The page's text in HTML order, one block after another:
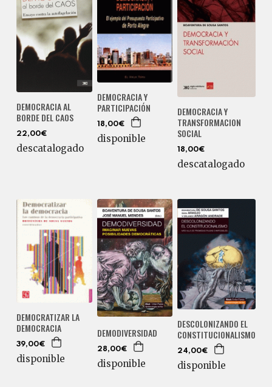
DEMOCRACIA AL
BORDE DEL CAOS
22,00€
descatalogado
DEMOCRACIA Y
PARTICIPACIÓN
18,00€
disponible
DEMOCRACIA Y
TRANSFORMACION
SOCIAL
18,00€
descatalogado
DEMOCRATIZAR LA
DEMOCRACIA
39,00€
disponible
DEMODIVERSIDAD
28,00€
disponible
DESCOLONIZANDO EL
CONSTITUCIONALISMO
24,00€
disponible